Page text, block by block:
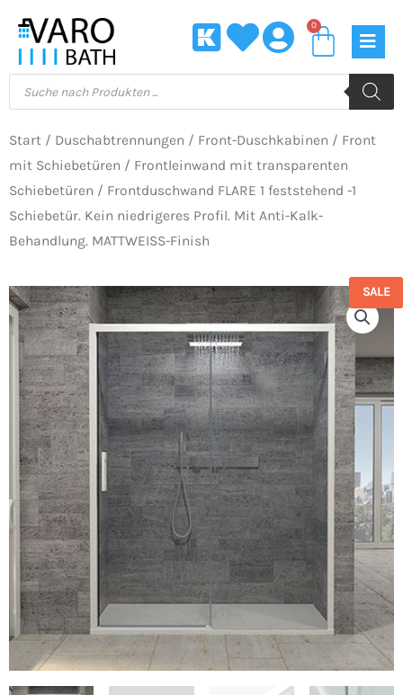
Inhalt
springen
0
Products
search
Start / Duschabtrennungen / Front-Duschkabinen / Front
mit Schiebetüren / Frontleinwand mit transparenten
Schiebetüren / Frontduschwand FLARE 1 feststehend -1
Schiebetür. Kein niedrigeres Profil. Mit Anti-Kalk-
Behandlung. MATTWEISS-Finish
SALE